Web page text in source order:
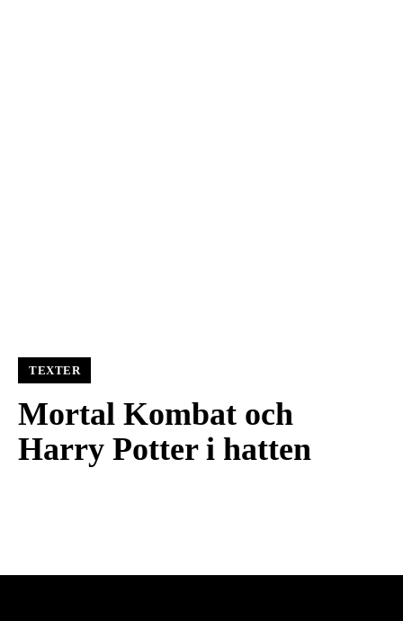
TEXTER
Mortal Kombat och
Harry Potter i hatten